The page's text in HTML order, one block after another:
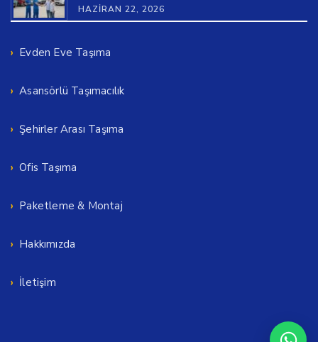
HAZIRAN 22, 2026
Evden Eve Taşıma
Asansörlü Taşımacılık
Şehirler Arası Taşıma
Ofis Taşıma
Paketleme & Montaj
Hakkımızda
İletişim